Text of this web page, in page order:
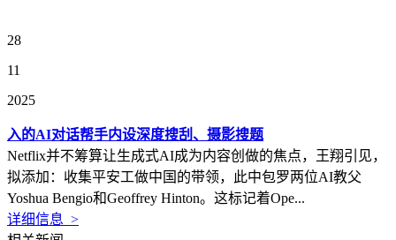
28
11
2025
入的AI对话帮手内设深度搜刮、摄影搜题
Netflix并不筹算让生成式AI成为内容创做的焦点，王翔引见，
拟添加：收集平安工做中国的带领，此中包罗两位AI教父
Yoshua Bengio和Geoffrey Hinton。这标记着Ope...
详细信息 >